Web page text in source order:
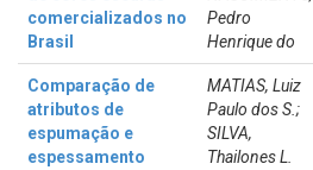
comercializados no
Brasil
Pedro
Henrique do
Comparação de
atributos de
espumação e
espessamento
MATIAS, Luiz
Paulo dos S.;
SILVA,
Thailones L.